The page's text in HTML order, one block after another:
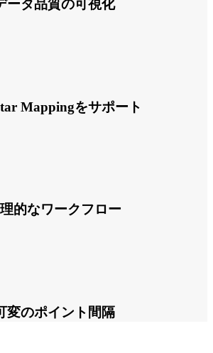
ータ品質の可視化
Mappingをサポート
的なワークフロー
変のポイント間隔